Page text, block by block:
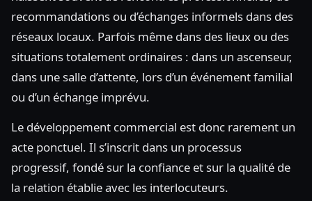
recommandations ou d’échanges informels dans des
réseaux locaux. Parfois même dans des lieux ou des
situations totalement ordinaires : dans un ascenseur,
dans une salle d’attente, lors d’un événement familial
ou d’un échange imprévu.
Le développement commercial est donc rarement un
acte ponctuel. Il s’inscrit dans un processus
progressif, fondé sur la confiance et sur la qualité de
la relation établie avec les interlocuteurs.